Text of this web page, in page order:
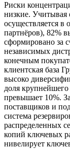
Риски
низкие.
осуществляется в
партнёров), 82%
сформировано за
независимых
конечным
клиентская база
высоко
доля
превышает 10%.
поставщиков и
система
распределенных
копий ключевых
нивелирует